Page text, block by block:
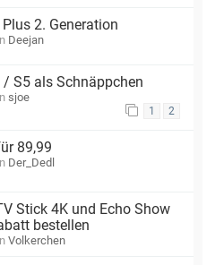
2. Generation
Deejan
/ S5 als Schnäppchen
sjoe
1 2
89,99
Der_Dedl
Stick 4K und Echo Show
bestellen
Volkerchen